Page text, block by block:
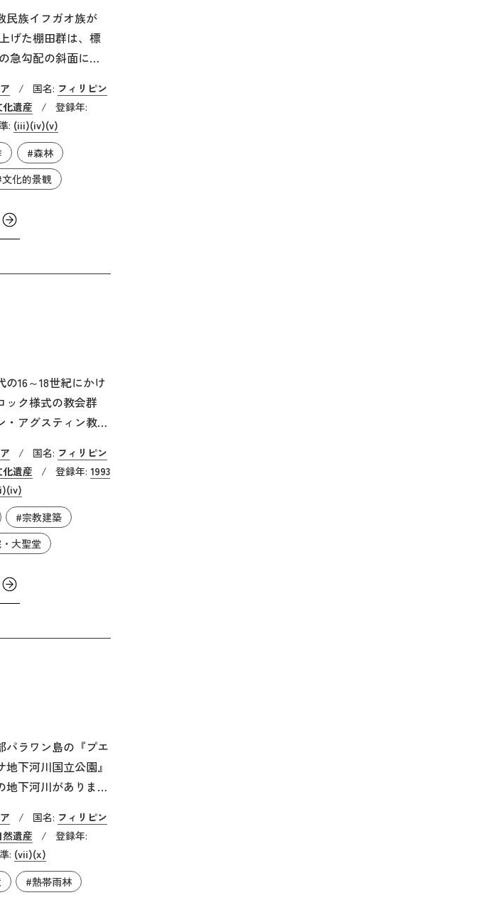
です。
民族イフガオ族が
げた棚田群は、標
急勾配の斜面に位
然なかたちを活かし
システムによって
考古学的な調査に
技術がこの地域で
とんど変わらずに
う伝統の存続とそ
拠となっていま
/ 国名: フィリピン
化遺産 /
登録年:
: (iii)(iv)(v)
#森林
化的景観
16～18世紀にかけ
ック様式の教会群
・アグスティン教
教会、サンタ・マリ
）のアスンシオン教
オのビリャヌエバ
れています。これ
ロック様式をフィ
その後のフィリピ
に大きな影響を与
/ 国名: フィリピン
化遺産 / 登録年: 1993
(iv)
#宗教建築
大聖堂
パラワン島の『プエ
下河川国立公園』
地下河川がありま
洞窟から海へと向か
。総面積202km2
帯には、石灰岩カ
洞窟だけではなく
/ 国名: フィリピン
然遺産 /
登録年:
: (vii)(x)
#熱帯雨林